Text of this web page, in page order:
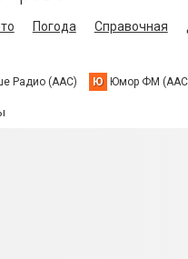
Погода Справочная
Радио (AAC) Ю Юмор ФМ